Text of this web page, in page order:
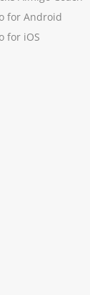
for Android
for iOS